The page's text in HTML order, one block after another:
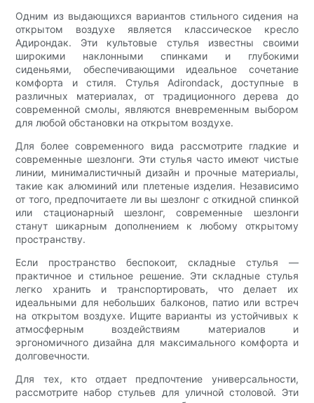
Одним из выдающихся вариантов стильного сидения на
открытом воздухе является классическое кресло
Адирондак. Эти культовые стулья известны своими
широкими наклонными спинками и глубокими
сиденьями, обеспечивающими идеальное сочетание
комфорта и стиля. Стулья Adirondack, доступные в
различных материалах, от традиционного дерева до
современной смолы, являются вневременным выбором
для любой обстановки на открытом воздухе.
Для более современного вида рассмотрите гладкие и
современные шезлонги. Эти стулья часто имеют чистые
линии, минималистичный дизайн и прочные материалы,
такие как алюминий или плетеные изделия. Независимо
от того, предпочитаете ли вы шезлонг с откидной спинкой
или стационарный шезлонг, современные шезлонги
станут шикарным дополнением к любому открытому
пространству.
Если пространство беспокоит, складные стулья —
практичное и стильное решение. Эти складные стулья
легко хранить и транспортировать, что делает их
идеальными для небольших балконов, патио или встреч
на открытом воздухе. Ищите варианты из устойчивых к
атмосферным воздействиям материалов и
эргономичного дизайна для максимального комфорта и
долговечности.
Для тех, кто отдает предпочтение универсальности,
рассмотрите набор стульев для уличной столовой. Эти